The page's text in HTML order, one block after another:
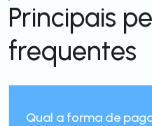
Principais
frequentes
Qual a forma de